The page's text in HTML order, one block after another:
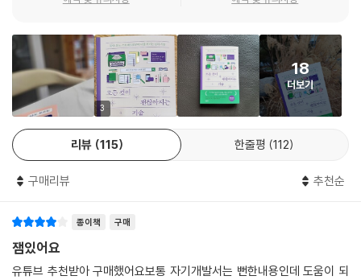
√에픽테토스의 평정심을 얻는 법
“그러므로, 수양해라. 모든 가혹한 현상에 ‘너는 현상일 뿐, 결코 눈 에 보
이는 그대로가 아니 야’라고 말할 수 있도록 노력해라. 그러고 나서 당신의
규칙에 따라 검토하고, 무엇보다 당신이 통제할 수 있는 것인지 아닌지를
분별해라. 통제할 수 없다면 그건 당신과 아무 상관이 없 다고 말할 마음의
준비를 해라.” (본문 178쪽)
“두려움과 희망은 우리를 현재에 적응하게 두지 않고 먼 미래에 투사하게
한다. 그 탓에 미래를 예측하는 능력은 저주로 바뀌고 만다. 야생동물은 위
험이 닥치면 달아나고 위험에서 벗어 나면 걱정하지 않는다. 하지만 우리
는 과거와 미래의 일에 똑같이 괴로워한다. 우리가 누리는 수많은 축복이
3
18
더보기
리뷰 115 한줄평 112
구매리뷰 추천순
종이책 구매
잼있어요
유튜브 추천받아 구매했어요보통 자기개발서는 뻔한내용인데 도움이 되